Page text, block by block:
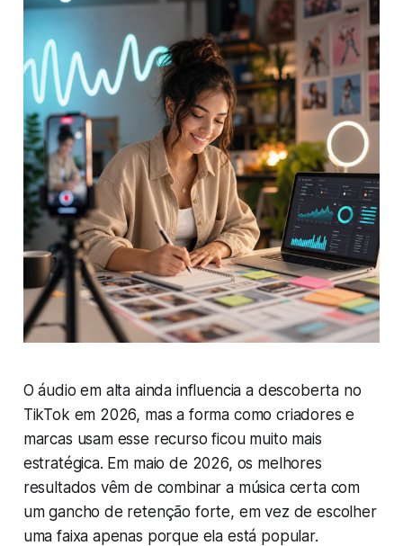
O áudio em alta ainda influencia a descoberta no
TikTok em 2026, mas a forma como criadores e
marcas usam esse recurso ficou muito mais
estratégica. Em maio de 2026, os melhores
resultados vêm de combinar a música certa com
um gancho de retenção forte, em vez de escolher
uma faixa apenas porque ela está popular.